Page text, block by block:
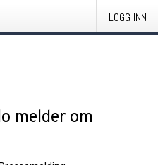
LOGG INN
melder om